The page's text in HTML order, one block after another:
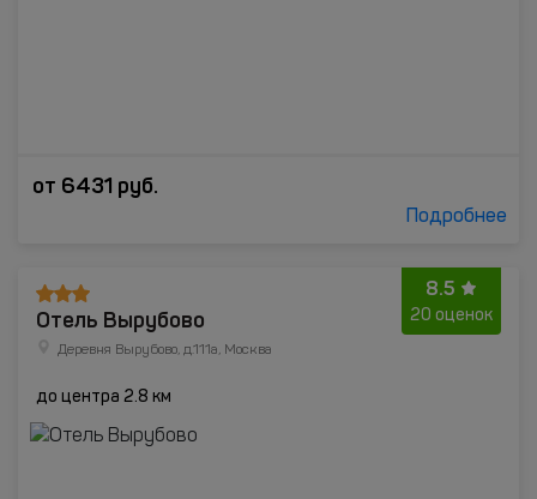
от 6431 руб.
Подробнее
8.5
20 оценок
Отель Вырубово
Деревня Вырубово, д.111а, Москва
до центра 2.8 км